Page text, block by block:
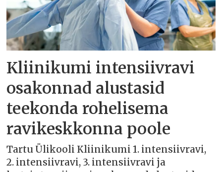
Kliinikumi intensiivravi
osakonnad alustasid
teekonda rohelisema
ravikeskkonna poole
Tartu Ülikooli Kliinikumi 1. intensiivravi,
2. intensiivravi, 3. intensiivravi ja